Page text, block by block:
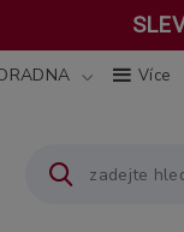
Více